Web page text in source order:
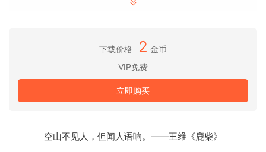
可让您即时访问数百万首曲目。纯净的音质和强大的功能集，
包括高级混音工具、四个卡座、高清波形、视频混音和硬件集
成，为您提供无限的创作灵活性，以重新发明您的 DJ 设备。
• FX 路由：将音频效果应用于音乐的各个组成部分（人声回
下载价格 2 金币
VIP免费
立即购买
空山不见人，但闻人语响。——王维《鹿柴》